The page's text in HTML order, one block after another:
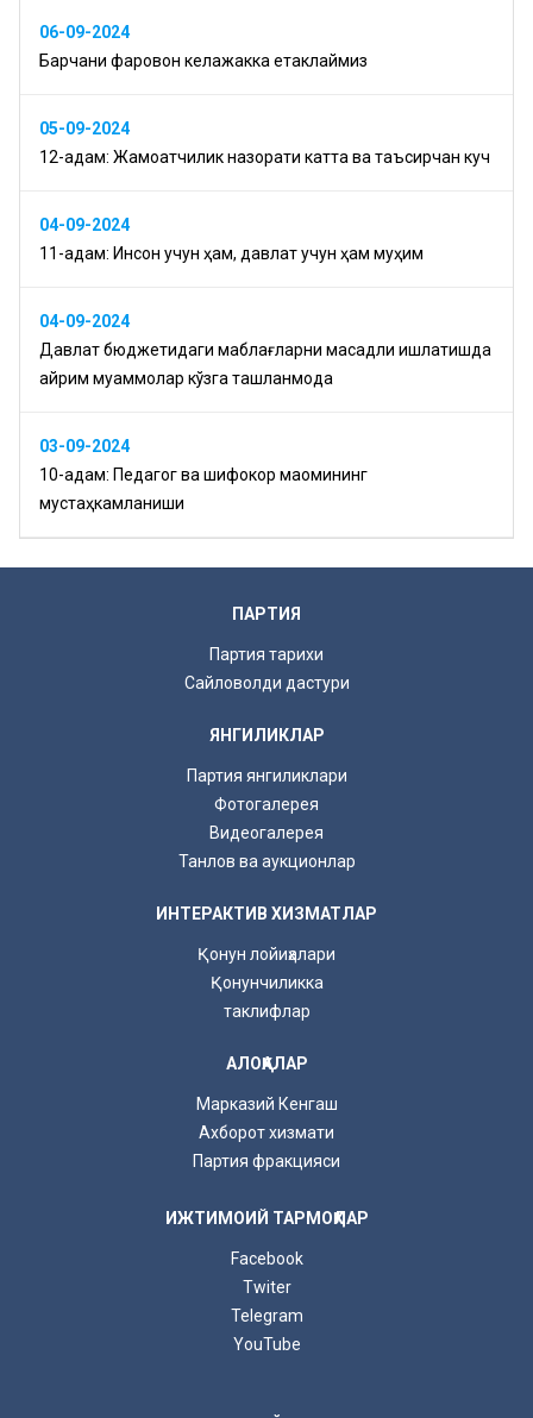
06-09-2024
Барчани фаровон келажакка етаклаймиз
05-09-2024
12-қадам: Жамоатчилик назорати катта ва таъсирчан куч
04-09-2024
11-қадам: Инсон учун ҳам, давлат учун ҳам муҳим
04-09-2024
Давлат бюджетидаги маблағларни мақсадли ишлатишда
айрим муаммолар кўзга ташланмоқда
03-09-2024
10-қадам: Педагог ва шифокор мақомининг
мустаҳкамланиши
ПАРТИЯ
Партия тарихи
Сайловолди дастури
ЯНГИЛИКЛАР
Партия янгиликлари
Фотогалерея
Видеогалерея
Танлов ва аукционлар
ИНТЕРАКТИВ ХИЗМАТЛАР
Қонун лойиҳалари
Қонунчиликка
таклифлар
АЛОҚАЛАР
Марказий Кенгаш
Ахборот хизмати
Партия фракцияси
ИЖТИМОИЙ ТАРМОҚЛАР
Facebook
Twiter
Telegram
YouTube